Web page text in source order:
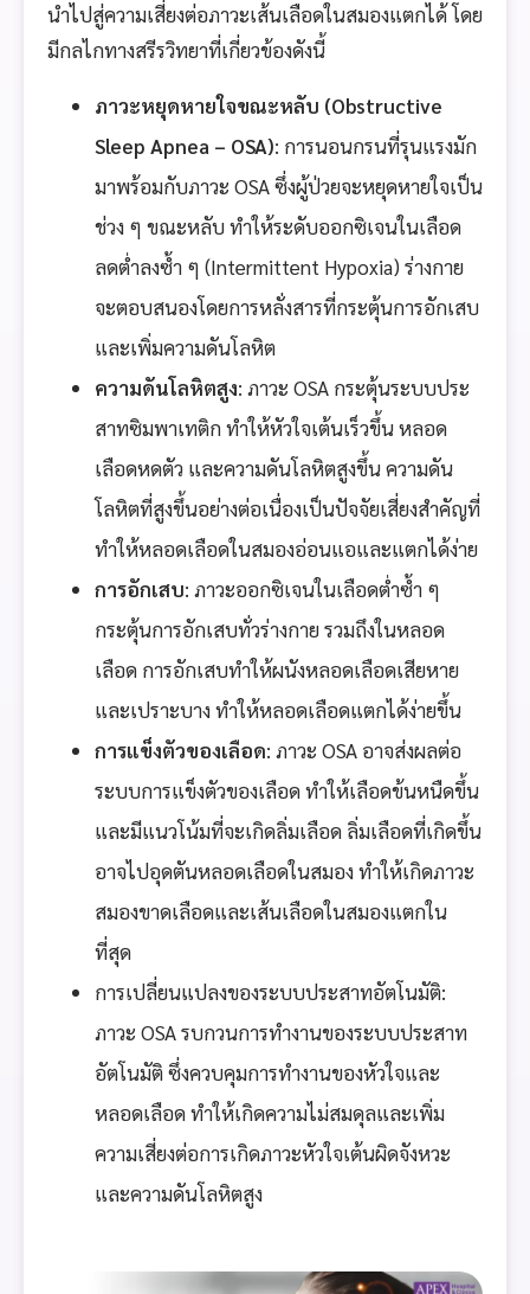
นำไปสู่ความเสี่ยงต่อภาวะเส้นเลือดในสมองแตกได้ โดย
มีกลไกทางสรีรวิทยาที่เกี่ยวข้องดังนี้
ภาวะหยุดหายใจขณะหลับ (Obstructive
Sleep Apnea – OSA): การนอนกรนที่รุนแรงมัก
มาพร้อมกับภาวะ OSA ซึ่งผู้ป่วยจะหยุดหายใจเป็น
ช่วง ๆ ขณะหลับ ทำให้ระดับออกซิเจนในเลือด
ลดต่ำลงซ้ำ ๆ (Intermittent Hypoxia) ร่างกาย
จะตอบสนองโดยการหลั่งสารที่กระตุ้นการอักเสบ
และเพิ่มความดันโลหิต
ความดันโลหิตสูง: ภาวะ OSA กระตุ้นระบบประ
สาทซิมพาเทติก ทำให้หัวใจเต้นเร็วขึ้น หลอด
เลือดหดตัว และความดันโลหิตสูงขึ้น ความดัน
โลหิตที่สูงขึ้นอย่างต่อเนื่องเป็นปัจจัยเสี่ยงสำคัญที่
ทำให้หลอดเลือดในสมองอ่อนแอและแตกได้ง่าย
การอักเสบ: ภาวะออกซิเจนในเลือดต่ำซ้ำ ๆ
กระตุ้นการอักเสบทั่วร่างกาย รวมถึงในหลอด
เลือด การอักเสบทำให้ผนังหลอดเลือดเสียหาย
และเปราะบาง ทำให้หลอดเลือดแตกได้ง่ายขึ้น
การแข็งตัวของเลือด: ภาวะ OSA อาจส่งผลต่อ
ระบบการแข็งตัวของเลือด ทำให้เลือดข้นหนืดขึ้น
และมีแนวโน้มที่จะเกิดลิ่มเลือด ลิ่มเลือดที่เกิดขึ้น
อาจไปอุดตันหลอดเลือดในสมอง ทำให้เกิดภาวะ
สมองขาดเลือดและเส้นเลือดในสมองแตกใน
ที่สุด
การเปลี่ยนแปลงของระบบประสาทอัตโนมัติ:
ภาวะ OSA รบกวนการทำงานของระบบประสาท
อัตโนมัติ ซึ่งควบคุมการทำงานของหัวใจและ
หลอดเลือด ทำให้เกิดความไม่สมดุลและเพิ่ม
ความเสี่ยงต่อการเกิดภาวะหัวใจเต้นผิดจังหวะ
และความดันโลหิตสูง